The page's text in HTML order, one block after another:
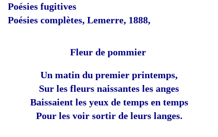
Poésies fugitives
Poésies complètes, Lemerre, 1888,
Fleur de pommier
Un matin du premier printemps,
Sur les fleurs naissantes les anges
Baissaient les yeux de temps en temps
Pour les voir sortir de leurs langes.